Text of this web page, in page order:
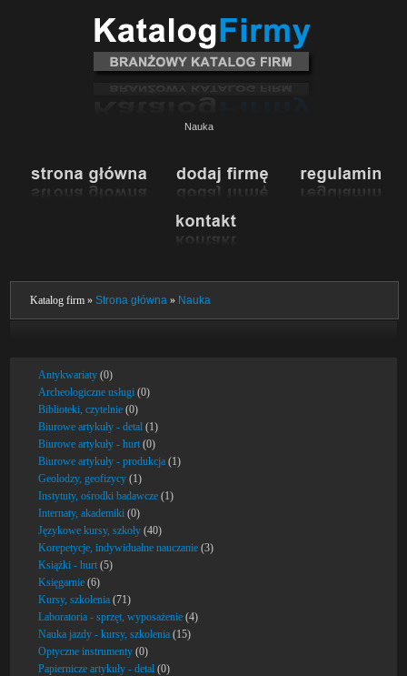
Nauka
Katalog firm »Strona główna » Nauka
Antykwariaty (0)
Archeologiczne usługi (0)
Biblioteki, czytelnie (0)
Biurowe artykuły - detal (1)
Biurowe artykuły - hurt (0)
Biurowe artykuły - produkcja (1)
Geolodzy, geofizycy (1)
Instytuty, ośrodki badawcze (1)
Internaty, akademiki (0)
Językowe kursy, szkoły (40)
Korepetycje, indywidualne nauczanie (3)
Książki - hurt (5)
Księgarnie (6)
Kursy, szkolenia (71)
Laboratoria - sprzęt, wyposażenie (4)
Nauka jazdy - kursy, szkolenia (15)
Optyczne instrumenty (0)
Papiernicze artykuły - detal (0)